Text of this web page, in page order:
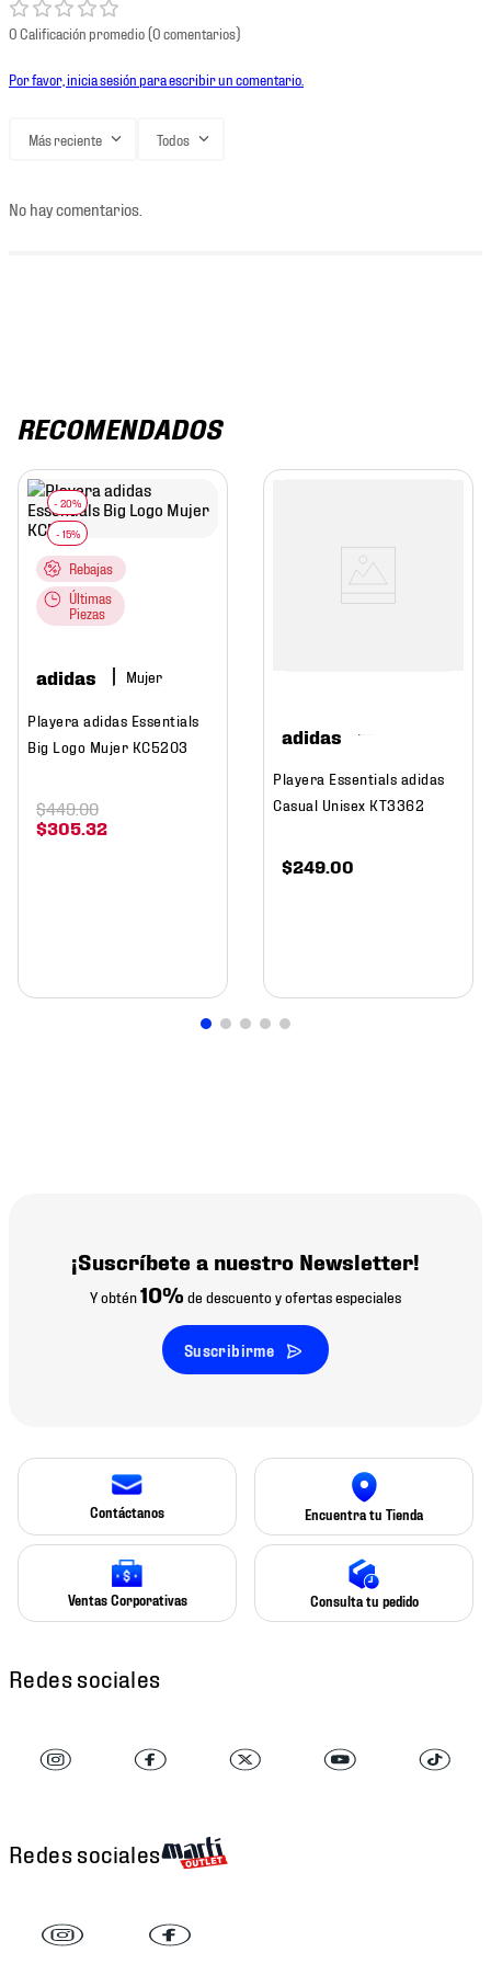
0 Calificación promedio(0 comentarios)
Por favor, inicia sesión para escribir un comentario.
Más reciente Todos
No hay comentarios.
RECOMENDADOS
Rebajas
Últimas
Piezas
adidas Mujer
Playera adidas Essentials
Big Logo Mujer KC5203
$305 32
$449.00
adidas
Playera Essentials adidas
Casual Unisex KT3362
$249 00
¡Suscríbete a nuestro Newsletter!
Y obtén10% de descuento y ofertas especiales
Suscribirme
Contáctanos Encuentra tu Tienda
Ventas Corporativas Consulta tu pedido
Redes sociales
Redes sociales